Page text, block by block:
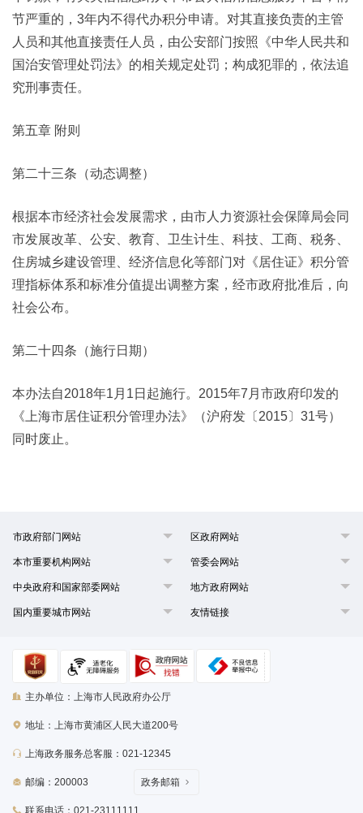
节严重的，3年内不得代办积分申请。对其直接负责的主管
人员和其他直接责任人员，由公安部门按照《中华人民共和
国治安管理处罚法》的相关规定处罚；构成犯罪的，依法追
究刑事责任。
第五章 附则
第二十三条（动态调整）
根据本市经济社会发展需求，由市人力资源社会保障局会同
市发展改革、公安、教育、卫生计生、科技、工商、税务、
住房城乡建设管理、经济信息化等部门对《居住证》积分管
理指标体系和标准分值提出调整方案，经市政府批准后，向
社会公布。
第二十四条（施行日期）
本办法自2018年1月1日起施行。2015年7月市政府印发的
《上海市居住证积分管理办法》（沪府发〔2015〕31号）
同时废止。
市政府部门网站 区政府网站
本市重要机构网站 管委会网站
中央政府和国家部委网站 地方政府网站
国内重要城市网站 友情链接
主办单位：上海市人民政府办公厅
地址：上海市黄浦区人民大道200号
上海政务服务总客服：021-12345
邮编：200003
联系电话：021-23111111
政务邮箱